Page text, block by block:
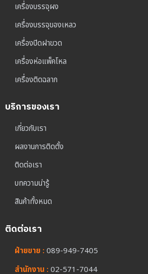
เครื่องบรรจุผง
เครื่องบรรจุของเหลว
เครื่องปิดฝาขวด
เครื่องห่อแพ็คโหล
เครื่องติดฉลาก
บริการของเรา
เกี่ยวกับเรา
ผลงานการติดตั้ง
ติดต่อเรา
บทความน่ารู้
สินค้าทั้งหมด
ติดต่อเรา
ฝ่ายขาย :089-949-7405
สำนักงาน :02-571-7044